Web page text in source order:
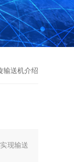
输送机介绍
现输送